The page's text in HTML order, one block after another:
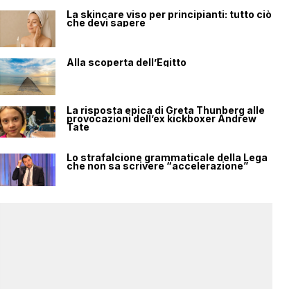
La skincare viso per principianti: tutto ciò
che devi sapere
Alla scoperta dell’Egitto
La risposta epica di Greta Thunberg alle
provocazioni dell’ex kickboxer Andrew
Tate
Lo strafalcione grammaticale della Lega
che non sa scrivere “accelerazione”